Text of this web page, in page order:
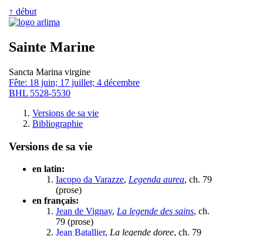
↑ début
Sainte Marine
Sancta Marina virgine
Fête: 18 juin; 17 juillet; 4 décembre
BHL 5528-5530
Versions de sa vie
Bibliographie
Versions de sa vie
en latin:
Iacopo da Varazze, Legenda aurea, ch. 79
(prose)
en français:
Jean de Vignay, La legende des sains, ch.
79 (prose)
Jean Batallier, La legende doree, ch. 79